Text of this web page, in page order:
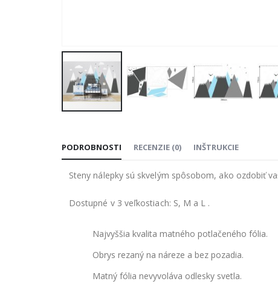
začiatok
obrázkov
PODROBNOSTI
Steny nálepky sú skvelým spôsobom, ako ozdobiť
Dostupné v 3 veľkostiach: S, M a L .
Najvyššia kvalita matného potlačeného fólia.
Obrys rezaný na náreze a bez pozadia.
Matný fólia nevyvoláva odlesky svetla.
RECENZIE (0) INŠTRUKCIE